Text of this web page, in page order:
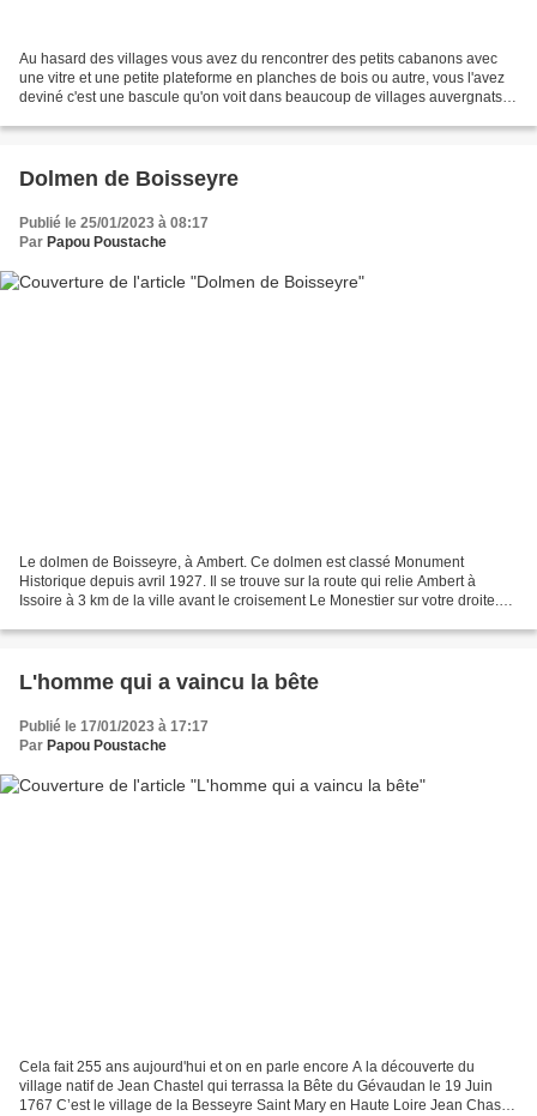
Au hasard des villages vous avez du rencontrer des petits cabanons avec
une vitre et une petite plateforme en planches de bois ou autre, vous l'avez
deviné c'est une bascule qu'on voit dans beaucoup de villages auvergnats
Dolmen de Boisseyre
Publié le 25/01/2023 à 08:17
Par Papou Poustache
Le dolmen de Boisseyre, à Ambert. Ce dolmen est classé Monument
Historique depuis avril 1927. Il se trouve sur la route qui relie Ambert à
Issoire à 3 km de la ville avant le croisement Le Monestier sur votre droite.
L'homme qui a vaincu la bête
Publié le 17/01/2023 à 17:17
Par Papou Poustache
Cela fait 255 ans aujourd'hui et on en parle encore A la découverte du
village natif de Jean Chastel qui terrassa la Bête du Gévaudan le 19 Juin
1767 C’est le village de la Besseyre Saint Mary en Haute Loire Jean Chastel